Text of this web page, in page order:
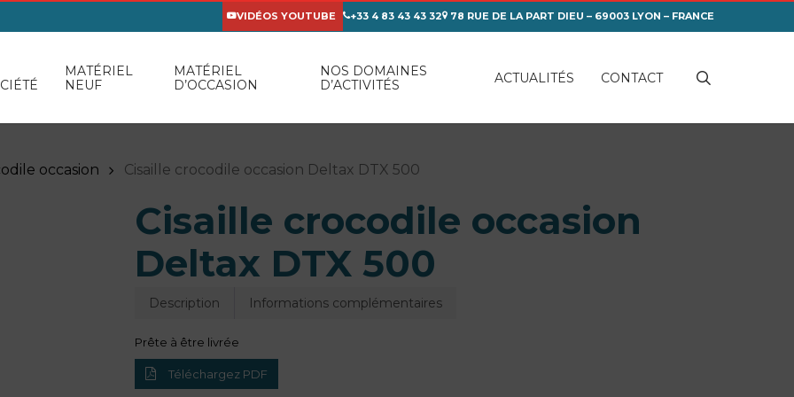
VIDÉOS YOUTUBE +33 4 83 43 43 32 78 RUE DE LA PART DIEU – 69003 LYON – FRANCE
MATÉRIEL
NEUF
MATÉRIEL
D’OCCASION
NOS DOMAINES
D’ACTIVITÉS
ACTUALITÉS CONTACT
occasion Cisaille crocodile occasion Deltax DTX 500
Cisaille crocodile occasion
Deltax DTX 500
Description Informations complémentaires
Prête à être livrée
Téléchargez PDF